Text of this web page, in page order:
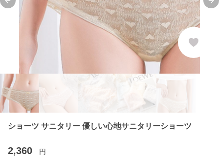
Previous slide
ショーツ サニタリー 優しい心地サニタリーショーツ
2,360 円